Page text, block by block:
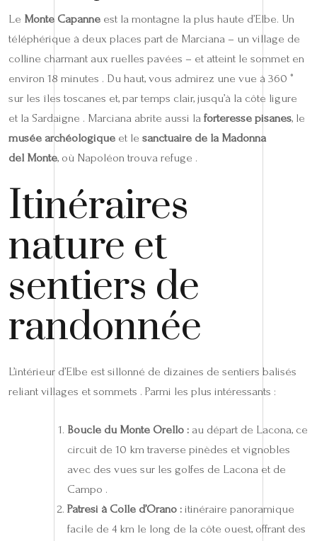
Le Monte Capanne est la montagne la plus haute d’Elbe. Un
téléphérique à deux places part de Marciana – un village de
colline charmant aux ruelles pavées – et atteint le sommet en
environ 18 minutes . Du haut, vous admirez une vue à 360 °
sur les îles toscanes et, par temps clair, jusqu’à la côte ligure
et la Sardaigne . Marciana abrite aussi la forteresse pisanes, le
musée archéologique et le sanctuaire de la Madonna
del Monte, où Napoléon trouva refuge .
Itinéraires
nature et
sentiers de
randonnée
L’intérieur d’Elbe est sillonné de dizaines de sentiers balisés
reliant villages et sommets . Parmi les plus intéressants :
Boucle du Monte Orello : au départ de Lacona, ce
circuit de 10 km traverse pinèdes et vignobles
avec des vues sur les golfes de Lacona et de
Campo .
Patresi à Colle d’Orano : itinéraire panoramique
facile de 4 km le long de la côte ouest, offrant des